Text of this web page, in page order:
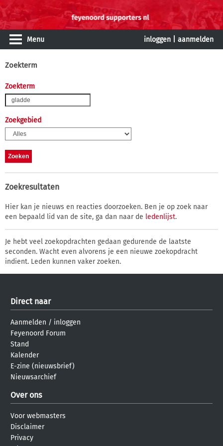
Menu inloggen aanmelden
Zoekterm
Zoekterm
Zoekgebied
Zoekresultaten
Hier kan je nieuws en reacties doorzoeken. Ben je op zoek naar
een bepaald lid van de site, ga dan naar de ledenlijst.
Je hebt veel zoekopdrachten gedaan gedurende de laatste
seconden. Wacht even alvorens je een nieuwe zoekopdracht
indient. Leden kunnen vaker zoeken.
Direct naar
Aanmelden / inloggen
Feyenoord Forum
Stand
Kalender
E-zine (nieuwsbrief)
Nieuwsarchief
Over ons
Voor webmasters
Disclaimer
Privacy